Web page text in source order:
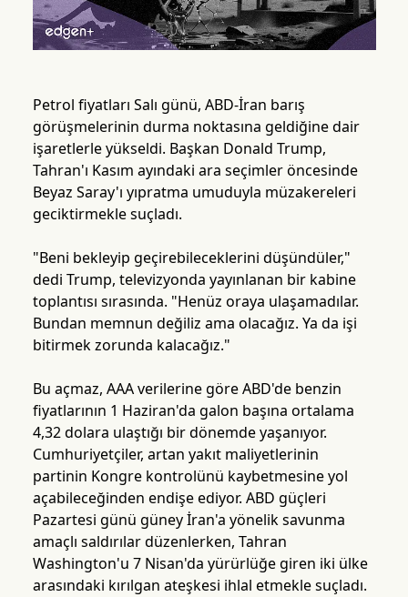
Petrol fiyatları Salı günü, ABD-İran barış
görüşmelerinin durma noktasına geldiğine dair
işaretlerle yükseldi. Başkan Donald Trump,
Tahran'ı Kasım ayındaki ara seçimler öncesinde
Beyaz Saray'ı yıpratma umuduyla müzakereleri
geciktirmekle suçladı.
"Beni bekleyip geçirebileceklerini düşündüler,"
dedi Trump, televizyonda yayınlanan bir kabine
toplantısı sırasında. "Henüz oraya ulaşamadılar.
Bundan memnun değiliz ama olacağız. Ya da işi
bitirmek zorunda kalacağız."
Bu açmaz, AAA verilerine göre ABD'de benzin
fiyatlarının 1 Haziran'da galon başına ortalama
4,32 dolara ulaştığı bir dönemde yaşanıyor.
Cumhuriyetçiler, artan yakıt maliyetlerinin
partinin Kongre kontrolünü kaybetmesine yol
açabileceğinden endişe ediyor. ABD güçleri
Pazartesi günü güney İran'a yönelik savunma
amaçlı saldırılar düzenlerken, Tahran
Washington'u 7 Nisan'da yürürlüğe giren iki ülke
arasındaki kırılgan ateşkesi ihlal etmekle suçladı.